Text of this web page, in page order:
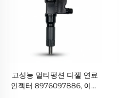
고성능 멀티펑션 디젤 연료
인젝터 8976097886, 이스